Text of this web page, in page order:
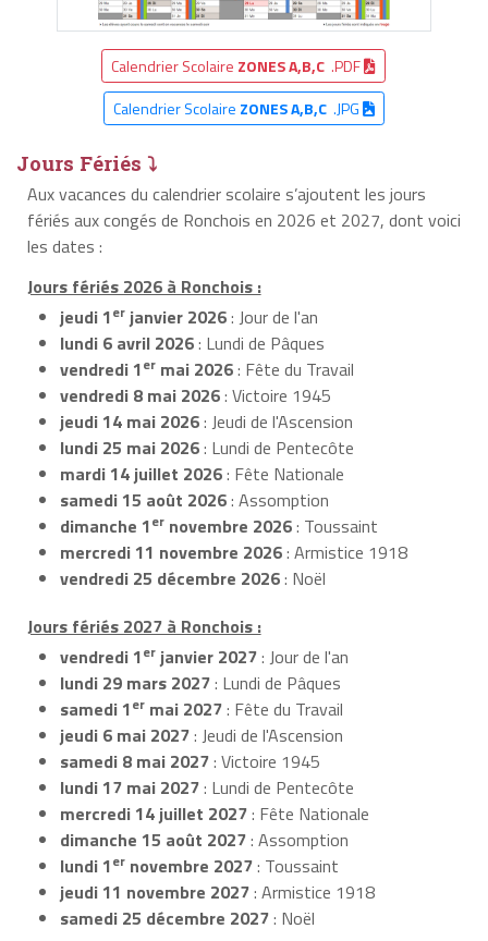
Calendrier Scolaire ZONES A,B,C .PDF
Calendrier Scolaire ZONES A,B,C.JPG
Jours Fériés ⤵
Aux vacances du calendrier scolaire s’ajoutent les jours
fériés aux congés de Ronchois en 2026 et 2027, dont voici
les dates :
Jours fériés 2026 à Ronchois :
jeudi 1er janvier 2026: Jour de l'an
lundi 6 avril 2026: Lundi de Pâques
vendredi 1er mai 2026: Fête du Travail
vendredi 8 mai 2026: Victoire 1945
jeudi 14 mai 2026: Jeudi de l'Ascension
lundi 25 mai 2026: Lundi de Pentecôte
mardi 14 juillet 2026: Fête Nationale
samedi 15 août 2026: Assomption
dimanche 1er novembre 2026: Toussaint
mercredi 11 novembre 2026: Armistice 1918
vendredi 25 décembre 2026: Noël
Jours fériés 2027 à Ronchois :
vendredi 1er janvier 2027: Jour de l'an
lundi 29 mars 2027: Lundi de Pâques
samedi 1er mai 2027: Fête du Travail
jeudi 6 mai 2027: Jeudi de l'Ascension
samedi 8 mai 2027: Victoire 1945
lundi 17 mai 2027: Lundi de Pentecôte
mercredi 14 juillet 2027: Fête Nationale
dimanche 15 août 2027: Assomption
lundi 1er novembre 2027: Toussaint
jeudi 11 novembre 2027: Armistice 1918
samedi 25 décembre 2027: Noël